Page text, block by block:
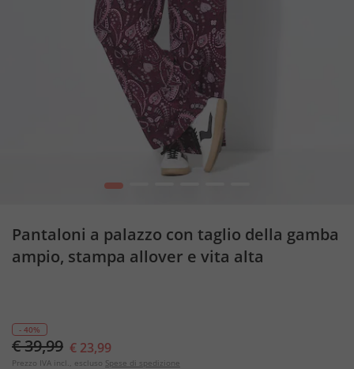
1
Pantaloni a palazzo con taglio della gamba
ampio, stampa allover e vita alta
- 40%
€ 39,99 € 23,99
Prezzo IVA incl., escluso Spese di spedizione